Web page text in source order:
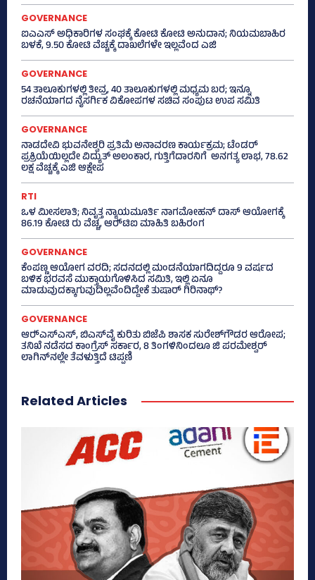
GOVERNANCE
ಐಎಎಸ್‌ ಅಧಿಕಾರಿಗಳ ಸಂಘಕ್ಕೆ ಕೋಟಿ ಕೋಟಿ ಅನುದಾನ; ನಿಯಮಬಾಹಿರ
ಬಳಕೆ, 9.50 ಕೋಟಿ ವೆಚ್ಚಕ್ಕೆ ದಾಖಲೆಗಳೇ ಇಲ್ಲವೆಂದ ಎಜಿ
GOVERNANCE
54 ತಾಲೂಕುಗಳಲ್ಲಿ ತೀವ್ರ, 40 ತಾಲೂಕುಗಳಲ್ಲಿ ಮಧ್ಯಮ ಬರ; ಇನ್ನೂ
ರಚನೆಯಾಗದ ನೈಸರ್ಗಿಕ ವಿಕೋಪಗಳ ಸಚಿವ ಸಂಪುಟ ಉಪ ಸಮಿತಿ
GOVERNANCE
ನಾಡದೇವಿ ಭುವನೇಶ್ವರಿ ಪ್ರತಿಮೆ ಅನಾವರಣ ಕಾರ್ಯಕ್ರಮ; ಟೆಂಡರ್
ಪ್ರಕ್ರಿಯೆಯಿಲ್ಲದೇ ವಿದ್ಯುತ್‌ ಅಲಂಕಾರ, ಗುತ್ತಿಗೆದಾರನಿಗೆ ಅನಗತ್ಯ ಲಾಭ, 78.62
ಲಕ್ಷ ವೆಚ್ಚಕ್ಕೆ ಎಜಿ ಆಕ್ಷೇಪ
RTI
ಒಳ ಮೀಸಲಾತಿ; ನಿವೃತ್ತ ನ್ಯಾಯಮೂರ್ತಿ ನಾಗಮೋಹನ್ ದಾಸ್ ಆಯೋಗಕ್ಕೆ
86.19 ಕೋಟಿ ರು ವೆಚ್ಚ, ಆರ್‍‌ಟಿಐ ಮಾಹಿತಿ ಬಹಿರಂಗ
GOVERNANCE
ಕೆಂಪಣ್ಣ ಆಯೋಗ ವರದಿ; ಸದನದಲ್ಲಿ ಮಂಡನೆಯಾಗದಿದ್ದರೂ 9 ವರ್ಷದ
ಬಳಿಕ ಭರವಸೆ ಮುಕ್ತಾಯಗೊಳಿಸಿದ ಸಮಿತಿ, ಇಲ್ಲಿ ಏನೂ
ಮಾಡುವುದಕ್ಕಾಗುವುದಿಲ್ಲವೆಂದಿದ್ದೇಕೆ ತುಷಾರ್ ಗಿರಿನಾಥ್?
GOVERNANCE
ಆರ್‍‌ಎಸ್‌ಎಸ್‌, ಬಿಎಸ್‌ವೈ ಕುರಿತು ಬಿಜೆಪಿ ಶಾಸಕ ಸುರೇಶ್‌ಗೌಡರ ಆರೋಪ;
ತನಿಖೆ ನಡೆಸದ ಕಾಂಗ್ರೆಸ್‌ ಸರ್ಕಾರ, 8 ತಿಂಗಳಿನಿಂದಲೂ ಜಿ ಪರಮೇಶ್ವರ್
ಲಾಗಿನ್‌ನಲ್ಲೇ ತೆವಳುತ್ತಿದೆ ಟಿಪ್ಪಣಿ
Related Articles